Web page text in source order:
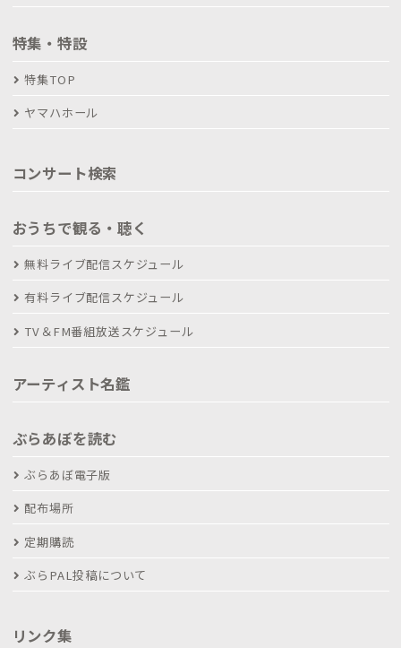
特集・特設
特集TOP
ヤマハホール
コンサート検索
おうちで観る・聴く
無料ライブ配信スケジュール
有料ライブ配信スケジュール
TV＆FM番組放送スケジュール
アーティスト名鑑
ぶらあぼを読む
ぶらあぼ電子版
配布場所
定期購読
ぶらPAL投稿について
リンク集